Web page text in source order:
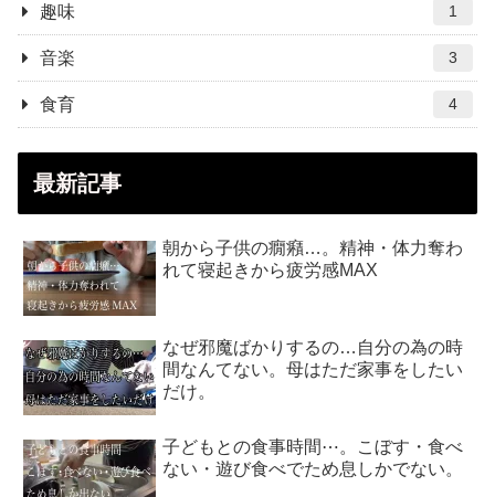
趣味 1
音楽 3
食育 4
最新記事
朝から子供の癇癪…。精神・体力奪わ
れて寝起きから疲労感MAX
なぜ邪魔ばかりするの…自分の為の時
間なんてない。母はただ家事をしたい
だけ。
子どもとの食事時間⋯。こぼす・食べ
ない・遊び食べでため息しかでない。